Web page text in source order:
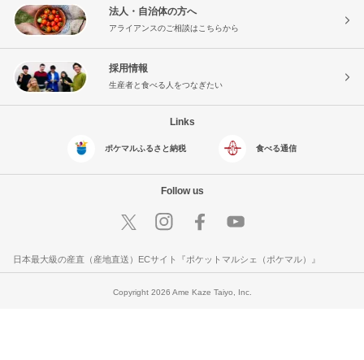
法人・自治体の方へ
アライアンスのご相談はこちらから
採用情報
生産者と食べる人をつなぎたい
Links
ポケマルふるさと納税 食べる通信
Follow us
日本最大級の産直（産地直送）ECサイト『ポケットマルシェ（ポケマル）』
Copyright 2026 Ame Kaze Taiyo, Inc.